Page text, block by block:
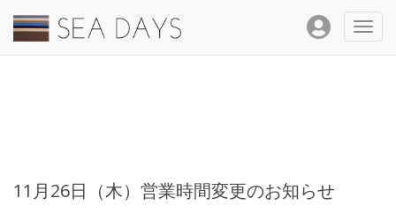
11月26日（木）営業時間変更のお知らせ